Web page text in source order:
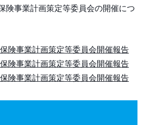
険事業計画策定等委員会の開催につ
険事業計画策定等委員会開催報告
険事業計画策定等委員会開催報告
険事業計画策定等委員会開催報告